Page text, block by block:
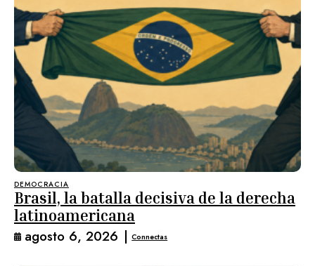
DEMOCRACIA
Brasil, la batalla decisiva de la derecha
latinoamericana
agosto 6, 2026 | Connectas